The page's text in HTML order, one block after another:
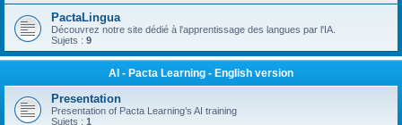
PactaLingua
Découvrez notre site dédié à l'apprentissage des langues par l'IA.
Sujets : 9
AI - Pacta Learning - English version
Presentation
Presentation of Pacta Learning’s AI training
Sujets : 1